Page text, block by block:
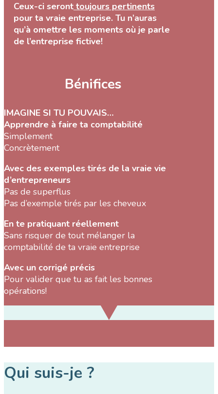
Ceux-ci seront toujours pertinents
pour ta vraie entreprise. Tu n’auras
qu’à omettre les moments où je parle
de l’entreprise fictive!
Bénifices
IMAGINE SI TU POUVAIS…
Apprendre à faire ta comptabilité
Simplement
Concrètement
Avec des exemples tirés de la vraie vie
d’entrepreneurs
Pas de superflus
Pas d’exemple tirés par les cheveux
En te pratiquant réellement
Sans risquer de tout mélanger la
comptabilité de ta vraie entreprise
Avec un corrigé précis
Pour valider que tu as fait les bonnes
opérations!
Qui suis-je ?